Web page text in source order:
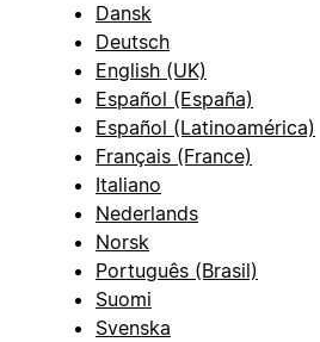
Dansk
Deutsch
English (UK)
Español (España)
Español (Latinoamérica)
Français (France)
Italiano
Nederlands
Norsk
Português (Brasil)
Suomi
Svenska